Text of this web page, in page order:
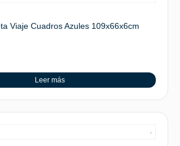
Viaje Cuadros Azules 109x66x6cm
Leer más